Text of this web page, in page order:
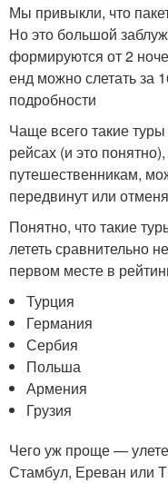
Мы привыкли, что
Но это большой
формируются от 2
енд можно слетать за
подробности
Чаще всего такие
рейсах (и это
путешественникам,
передвинут или
Понятно, что такие
лететь сравнительно
первом месте в
Турция
Германия
Сербия
Польша
Армения
Грузия
Чего уж проще —
Стамбул, Ереван или